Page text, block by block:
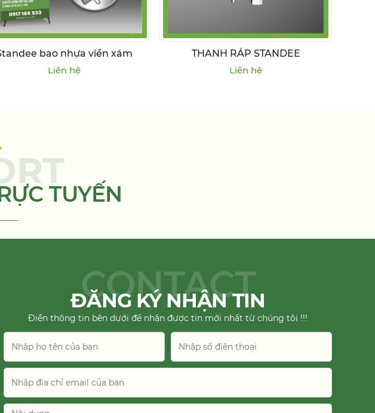
bao nhựa viền xám
Liên hệ
THANH RÁP STANDEE
Liên hệ
TUYẾN
CONTACT
ĐĂNG KÝ NHẬN TIN
Điền thông tin bên dưới để nhận được tin mới nhất từ chúng tôi !!!